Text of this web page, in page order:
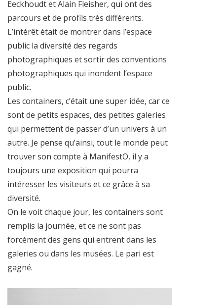
Eeckhoudt et Alain Fleisher, qui ont des
parcours et de profils très différents.
L’intérêt était de montrer dans l’espace
public la diversité des regards
photographiques et sortir des conventions
photographiques qui inondent l’espace
public.
Les containers, c’était une super idée, car ce
sont de petits espaces, des petites galeries
qui permettent de passer d’un univers à un
autre. Je pense qu’ainsi, tout le monde peut
trouver son compte à ManifestO, il y a
toujours une exposition qui pourra
intéresser les visiteurs et ce grâce à sa
diversité.
On le voit chaque jour, les containers sont
remplis la journée, et ce ne sont pas
forcément des gens qui entrent dans les
galeries ou dans les musées. Le pari est
gagné.